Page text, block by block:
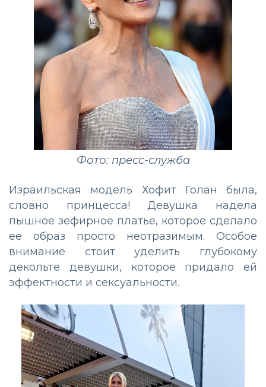
Фото: пресс-служба
Израильская модель Хофит Голан была,
словно принцесса! Девушка надела
пышное зефирное платье, которое сделало
ее образ просто неотразимым. Особое
внимание стоит уделить глубокому
декольте девушки, которое придало ей
эффектности и сексуальности.